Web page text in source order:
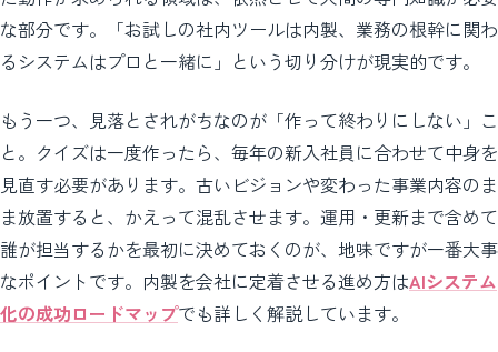
な部分です。「お試しの社内ツールは内製、業務の根幹に関わ
るシステムはプロと一緒に」という切り分けが現実的です。
もう一つ、見落とされがちなのが「作って終わりにしない」こ
と。クイズは一度作ったら、毎年の新入社員に合わせて中身を
見直す必要があります。古いビジョンや変わった事業内容のま
ま放置すると、かえって混乱させます。運用・更新まで含めて
誰が担当するかを最初に決めておくのが、地味ですが一番大事
なポイントです。内製を会社に定着させる進め方はAIシステム
化の成功ロードマップでも詳しく解説しています。